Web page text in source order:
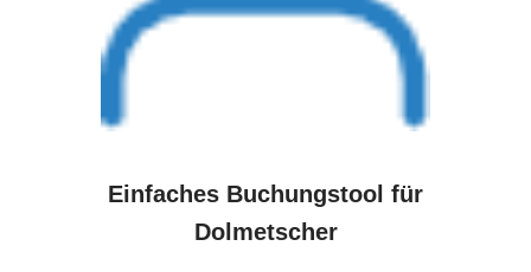
Einfaches Buchungstool für
Dolmetscher